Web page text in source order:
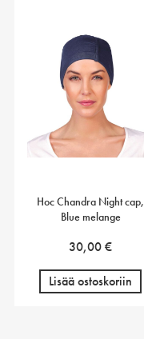
Hoc Chandra Night cap,
Blue melange
30,00€
Lisää ostoskoriin